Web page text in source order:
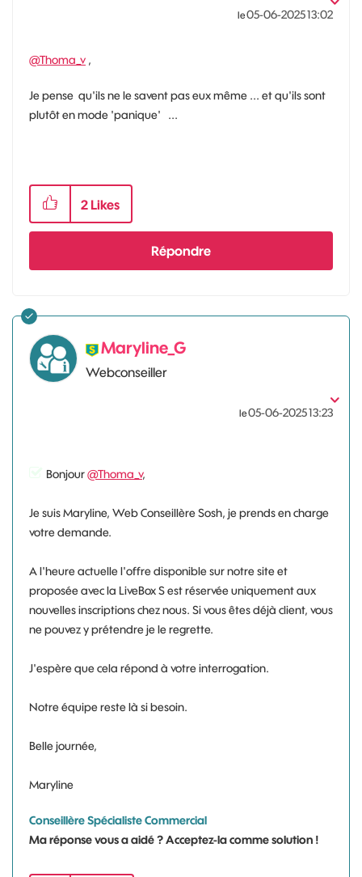
le‎05-06-202513:02
@Thoma_v ,
Je pense qu'ils ne le savent pas eux même ... et qu'ils sont
plutôt en mode 'panique' ...
2 Likes
Répondre
Maryline_G
Webconseiller
le‎05-06-202513:23
Bonjour@Thoma_v,
Je suis Maryline, Web Conseillère Sosh, je prends en charge
votre demande.
A l'heure actuelle l'offre disponible sur notre site et
proposée avec la LiveBox S est réservée uniquement aux
nouvelles inscriptions chez nous. Si vous êtes déjà client, vous
ne pouvez y prétendre je le regrette.
J'espère que cela répond à votre interrogation.
Notre équipe reste là si besoin.
Belle journée,
Maryline
Conseillère Spécialiste Commercial
Ma réponse vous a aidé ? Acceptez-la comme solution !